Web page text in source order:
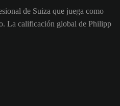
de Suiza que juega como
La calificación global de Philipp